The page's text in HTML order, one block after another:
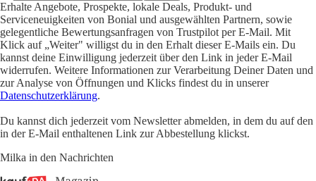
Erhalte Angebote, Prospekte, lokale Deals, Produkt- und
Serviceneuigkeiten von Bonial und ausgewählten Partnern, sowie
gelegentliche Bewertungsanfragen von Trustpilot per E-Mail. Mit
Klick auf „Weiter" willigst du in den Erhalt dieser E-Mails ein. Du
kannst deine Einwilligung jederzeit über den Link in jeder E-Mail
widerrufen. Weitere Informationen zur Verarbeitung Deiner Daten und
zur Analyse von Öffnungen und Klicks findest du in unserer
Datenschutzerklärung.
Du kannst dich jederzeit vom Newsletter abmelden, in dem du auf den
in der E-Mail enthaltenen Link zur Abbestellung klickst.
Milka in den Nachrichten